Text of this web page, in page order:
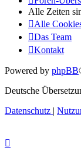
Alle Zeiten
Alle
Das Team
Kontakt
Powered by phpBB
Deutsche
Datenschutz |